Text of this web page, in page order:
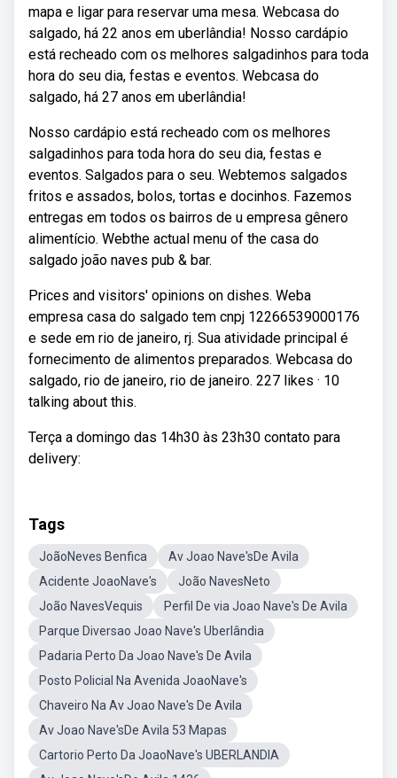
mapa e ligar para reservar uma mesa. Webcasa do
salgado, há 22 anos em uberlândia! Nosso cardápio
está recheado com os melhores salgadinhos para toda
hora do seu dia, festas e eventos. Webcasa do
salgado, há 27 anos em uberlândia!
Nosso cardápio está recheado com os melhores
salgadinhos para toda hora do seu dia, festas e
eventos. Salgados para o seu. Webtemos salgados
fritos e assados, bolos, tortas e docinhos. Fazemos
entregas em todos os bairros de u empresa gênero
alimentício. Webthe actual menu of the casa do
salgado joão naves pub & bar.
Prices and visitors' opinions on dishes. Weba
empresa casa do salgado tem cnpj 12266539000176
e sede em rio de janeiro, rj. Sua atividade principal é
fornecimento de alimentos preparados. Webcasa do
salgado, rio de janeiro, rio de janeiro. 227 likes · 10
talking about this.
Terça a domingo das 14h30 às 23h30 contato para
delivery:
Tags
JoãoNeves Benfica
Av Joao Nave'sDe Avila
Acidente JoaoNave's
João NavesNeto
João NavesVequis
Perfil De via Joao Nave's De Avila
Parque Diversao Joao Nave's Uberlândia
Padaria Perto Da Joao Nave's De Avila
Posto Policial Na Avenida JoaoNave's
Chaveiro Na Av Joao Nave's De Avila
Av Joao Nave'sDe Avila 53 Mapas
Cartorio Perto Da JoaoNave's UBERLANDIA